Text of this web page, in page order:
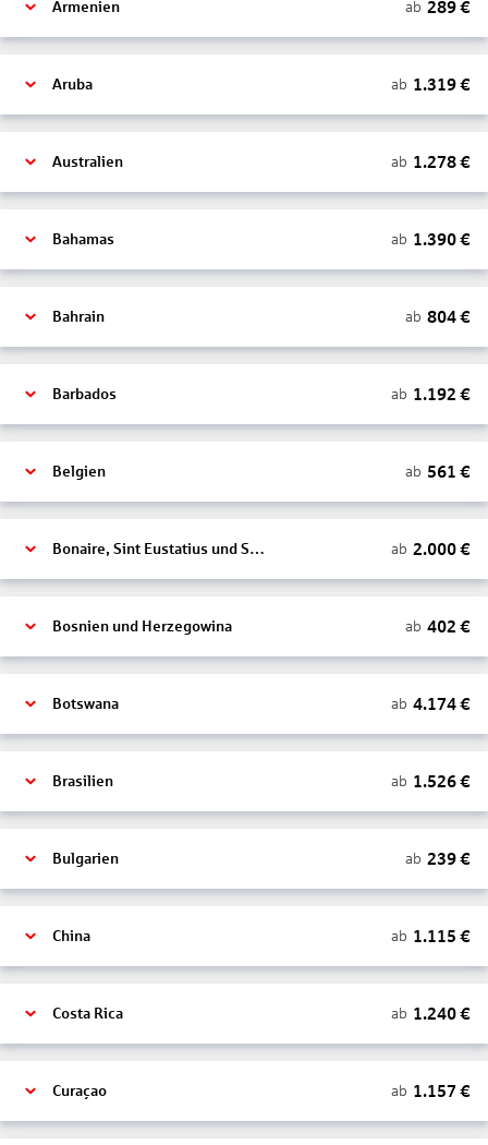
Armenien ab 289€
Aruba ab 1.319€
Australien ab 1.278€
Bahamas ab 1.390€
Bahrain ab 804€
Barbados ab 1.192 €
Belgien ab 561 €
Bonaire, Sint Eustatius und Saba ab 2.000€
Bosnien und Herzegowina ab 402 €
Botswana ab 4.174€
Brasilien ab 1.526€
Bulgarien ab 239€
China ab 1.115 €
Costa Rica ab 1.240€
Curaçao ab 1.157 €